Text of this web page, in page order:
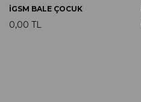
İGSM BALE ÇOCUK
0,00 TL